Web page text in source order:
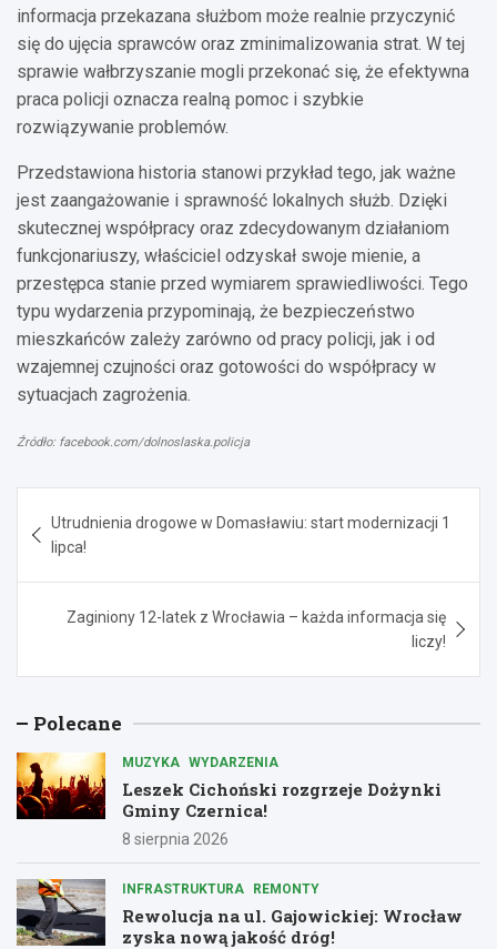
informacja przekazana służbom może realnie przyczynić
się do ujęcia sprawców oraz zminimalizowania strat. W tej
sprawie wałbrzyszanie mogli przekonać się, że efektywna
praca policji oznacza realną pomoc i szybkie
rozwiązywanie problemów.
Przedstawiona historia stanowi przykład tego, jak ważne
jest zaangażowanie i sprawność lokalnych służb. Dzięki
skutecznej współpracy oraz zdecydowanym działaniom
funkcjonariuszy, właściciel odzyskał swoje mienie, a
przestępca stanie przed wymiarem sprawiedliwości. Tego
typu wydarzenia przypominają, że bezpieczeństwo
mieszkańców zależy zarówno od pracy policji, jak i od
wzajemnej czujności oraz gotowości do współpracy w
sytuacjach zagrożenia.
Źródło: facebook.com/dolnoslaska.policja
wpisu
Utrudnienia drogowe w Domasławiu: start modernizacji 1
lipca!
Zaginiony 12-latek z Wrocławia – każda informacja się
liczy!
Polecane
MUZYKA WYDARZENIA
Leszek Cichoński rozgrzeje Dożynki
Gminy Czernica!
8 sierpnia 2026
INFRASTRUKTURA REMONTY
Rewolucja na ul. Gajowickiej: Wrocław
zyska nową jakość dróg!